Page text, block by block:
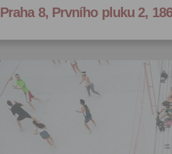
Praha 8, Prvního pluku 2,